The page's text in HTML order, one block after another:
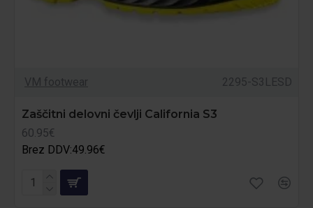
VM footwear 2295-S3LESD
Zaščitni delovni čevlji California S3
60.95€
Brez DDV:49.96€